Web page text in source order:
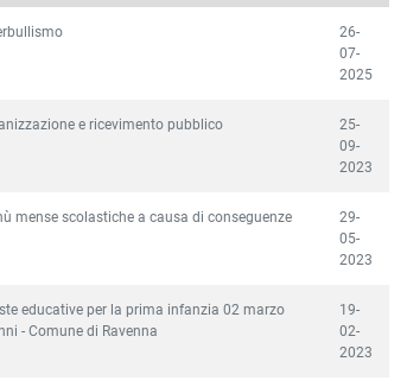
26-
07-
2025
e ricevimento pubblico
25-
09-
2023
mense scolastiche a causa di conseguenze
29-
05-
2023
educative per la prima infanzia 02 marzo
- Comune di Ravenna
19-
02-
2023